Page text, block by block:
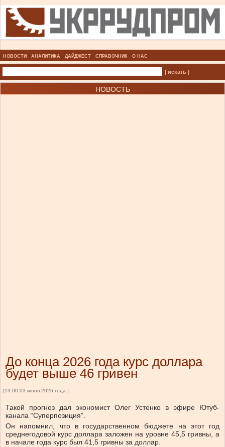
НОВОСТИ АНАЛИТИКА ДАЙДЖЕСТ СПРАВОЧНИК О НАС
| искать |
НОВОСТЬ
До конца 2026 года курс доллара
будет выше 46 гривен
[13:00 03 июня 2026 года ]
Такой прогноз дал экономист Олег Устенко в эфире Ютуб-
канала “Суперпозиция”.
Он напомнил, что в государственном бюджете на этот год
среднегодовой курс доллара заложен на уровне 45,5 гривны, а
в начале года курс был 41,5 гривны за доллар.